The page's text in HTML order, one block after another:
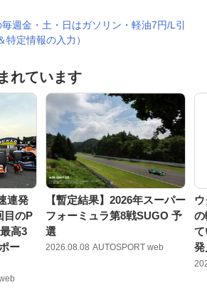
週金・土・日はガソリン・軽油7円/L引
特定情報の入力）
れています
連発
目のP
高3
ー
【暫定結果】2026年スーパー
フォーミュラ第8戦SUGO 予
選
2026.08.08 AUTOSPORT web
て
発